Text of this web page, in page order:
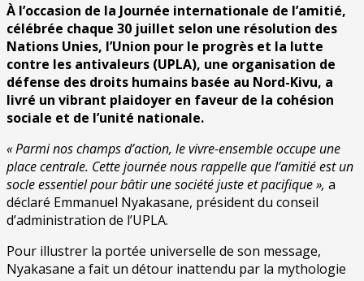
À l’occasion de la Journée internationale de l’amitié,
célébrée chaque 30 juillet selon une résolution des
Nations Unies, l’Union pour le progrès et la lutte
contre les antivaleurs (UPLA), une organisation de
défense des droits humains basée au Nord-Kivu, a
livré un vibrant plaidoyer en faveur de la cohésion
sociale et de l’unité nationale.
« Parmi nos champs d’action, le vivre-ensemble occupe une
place centrale. Cette journée nous rappelle que l’amitié est un
socle essentiel pour bâtir une société juste et pacifique », a
déclaré Emmanuel Nyakasane, président du conseil
d’administration de l’UPLA.
Pour illustrer la portée universelle de son message,
Nyakasane a fait un détour inattendu par la mythologie